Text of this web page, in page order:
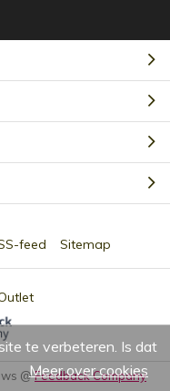
feed Sitemap
@Feedback Company
te verbeteren. Is dat
Meer over cookies